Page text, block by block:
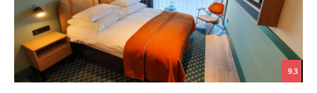
9.3